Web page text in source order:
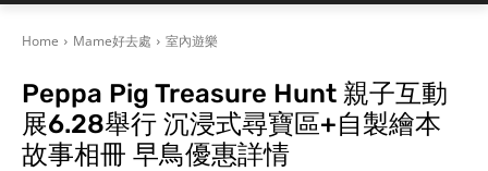
Home Mame好去處 室內遊樂
Peppa Pig Treasure Hunt 親子互動
展6.28舉行 沉浸式尋寶區+自製繪本
故事相冊 早鳥優惠詳情